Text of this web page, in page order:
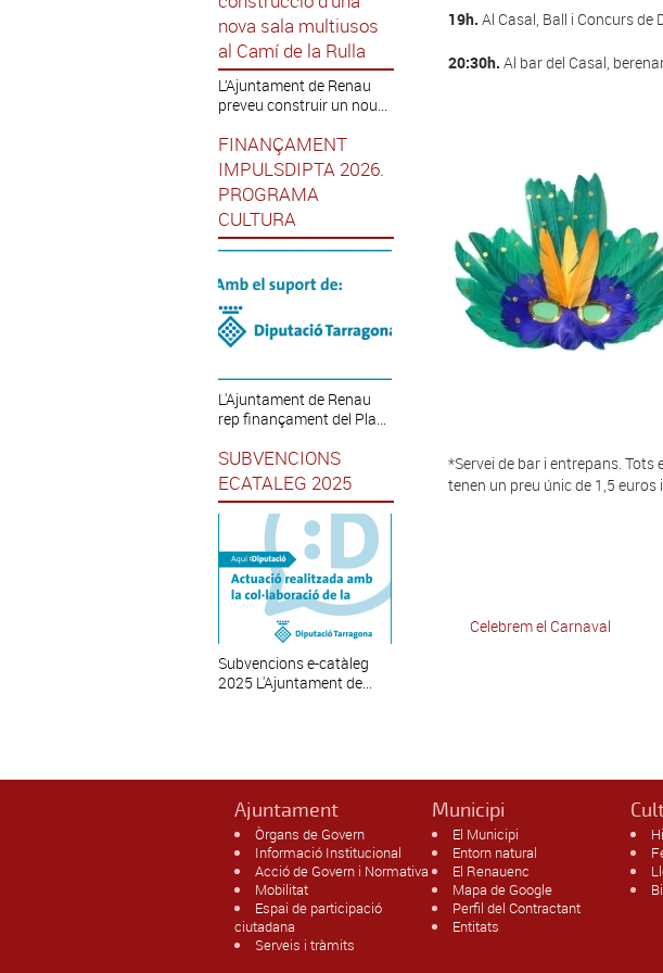
nova sala multiusos
al Camí de la Rulla
L’Ajuntament de Renau
preveu construir un nou...
FINANÇAMENT
IMPULSDIPTA 2026.
PROGRAMA
CULTURA
L'Ajuntament de Renau
rep finançament del Pla...
SUBVENCIONS
ECATALEG 2025
Subvencions e-catàleg
2025 L'Ajuntament de...
19h. Al Casal, Ball i Concurs
20:30h. Al bar del Casal,
*Servei de bar i entrepans.
tenen un preu únic de 1,5
Celebrem el Carnaval
Ajuntament
Òrgans de Govern
Informació Institucional
Acció de Govern i Normativa
Mobilitat
Espai de participació
ciutadana
Serveis i tràmits
Municipi
El Municipi
Entorn natural
El Renauenc
Mapa de Google
Perfil del Contractant
Entitats